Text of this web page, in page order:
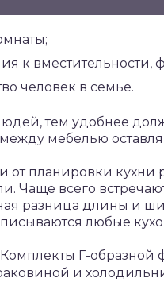
к вместительности,
человек в семье.
тем удобнее
мебелью
от планировки
Чаще всего
разница длины и
любые
Г-образной
и